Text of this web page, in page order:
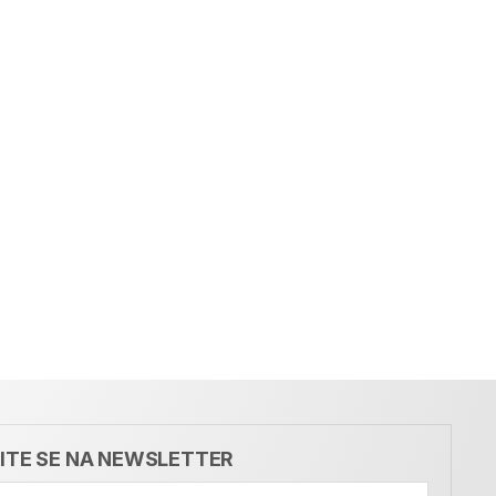
SE NA NEWSLETTER